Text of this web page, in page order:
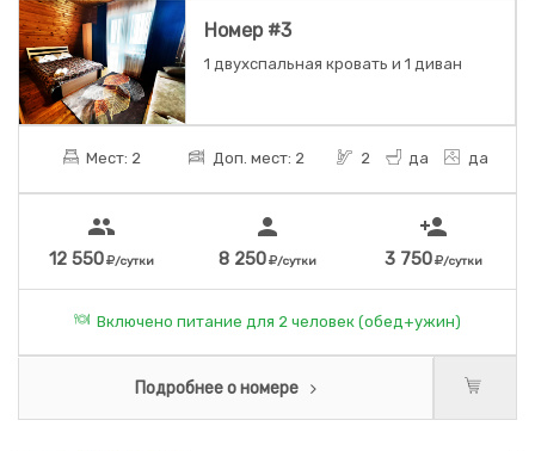
Номер #3
1 двухспальная кровать и 1 диван
Мест: 2 Доп. мест: 2 2 да да
people
12 550 /сутки
person
8 250 /сутки
person_add
3 750 /сутки
Включено питание для 2 человек (обед+ужин)
Подробнее о номере